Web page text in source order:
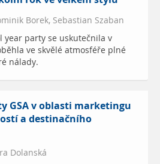
Borek, Sebastian Szaban
year party se uskutečnila v
ve skvělé atmosféře plné
nálady.
GSA v oblasti marketingu
a destinačního
Dolanská